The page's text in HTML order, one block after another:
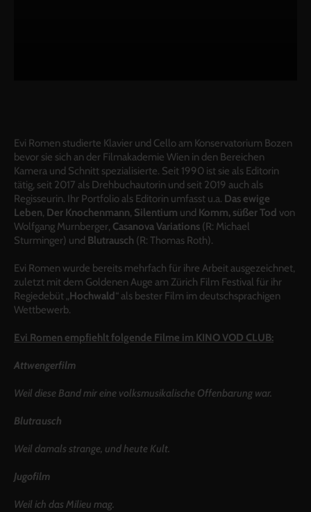
Evi Romen studierte Klavier und Cello am Konservatorium Bozen
bevor sie sich an der Filmakademie Wien in den Bereichen
Kamera und Schnitt spezialisierte. Seit 1990 ist sie als Editorin
tätig, seit 2017 als Drehbuchautorin und seit 2019 auch als
Regisseurin. Ihr Portfolio als Editorin umfasst u.a. Das ewige
Leben, Der Knochenmann, Silentium und Komm, süßer Tod von
Wolfgang Murnberger, Casanova Variations (R: Michael
Sturminger) und Blutrausch (R: Thomas Roth).
Evi Romen wurde bereits mehrfach für ihre Arbeit ausgezeichnet,
zuletzt mit dem Goldenen Auge am Zürich Film Festival für ihr
Regiedebüt „Hochwald“ als bester Film im deutschsprachigen
Wettbewerb.
Evi Romen empfiehlt folgende Filme im KINO VOD CLUB:
Attwengerfilm
Weil diese Band mir eine volksmusikalische Offenbarung war.
Blutrausch
Weil damals strange, und heute Kult.
Jugofilm
Weil ich das Milieu mag.